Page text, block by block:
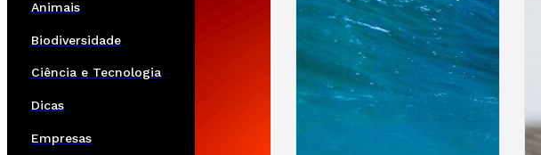
Animais
Biodiversidade
Ciência e Tecnologia
Dicas
Empresas